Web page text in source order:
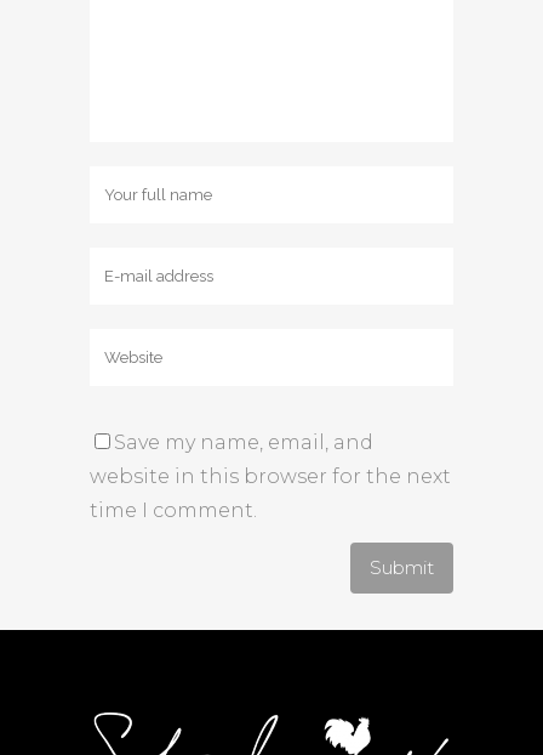
Save my name, email, and
website in this browser for the next
time I comment.